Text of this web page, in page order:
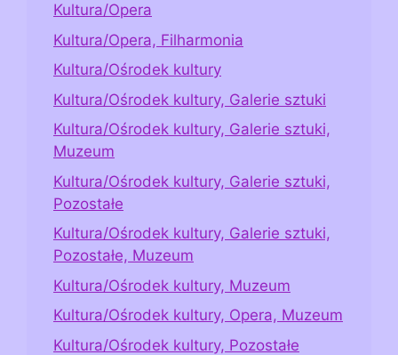
Kultura/Opera
Kultura/Opera, Filharmonia
Kultura/Ośrodek kultury
Kultura/Ośrodek kultury, Galerie sztuki
Kultura/Ośrodek kultury, Galerie sztuki,
Muzeum
Kultura/Ośrodek kultury, Galerie sztuki,
Pozostałe
Kultura/Ośrodek kultury, Galerie sztuki,
Pozostałe, Muzeum
Kultura/Ośrodek kultury, Muzeum
Kultura/Ośrodek kultury, Opera, Muzeum
Kultura/Ośrodek kultury, Pozostałe